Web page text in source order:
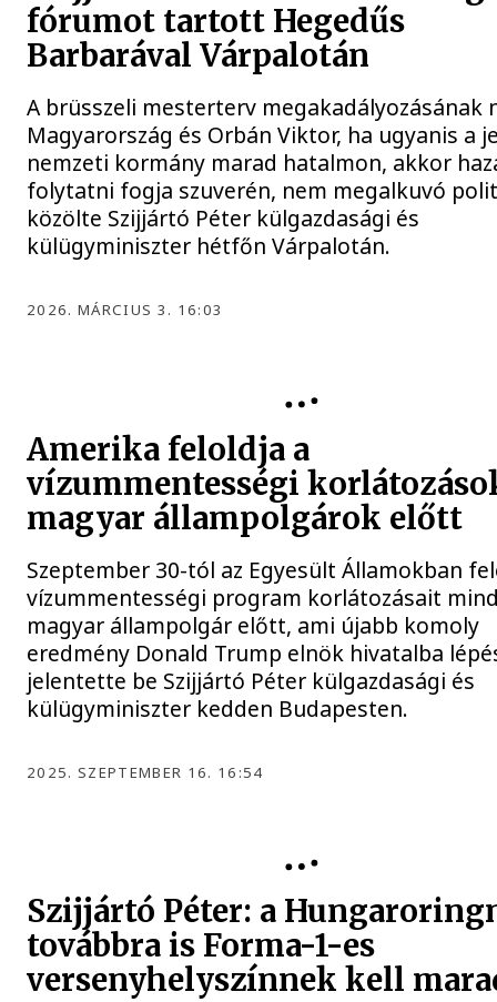
fórumot tartott Hegedűs
Barbarával Várpalotán
A brüsszeli mesterterv megakadályozásának
Magyarország és Orbán Viktor, ha ugyanis a
nemzeti kormány marad hatalmon, akkor
folytatni fogja szuverén, nem megalkuvó
közölte Szijjártó Péter külgazdasági és
külügyminiszter hétfőn Várpalotán.
2026. MÁRCIUS 3. 16:03
Amerika feloldja a
vízummentességi
magyar állampolgárok előtt
Szeptember 30-tól az Egyesült Államokban
vízummentességi program korlátozásait
magyar állampolgár előtt, ami újabb komoly
eredmény Donald Trump elnök hivatalba
jelentette be Szijjártó Péter külgazdasági és
külügyminiszter kedden Budapesten.
2025. SZEPTEMBER 16. 16:54
Szijjártó Péter: a
továbbra is Forma-1-es
versenyhelyszínnek kell